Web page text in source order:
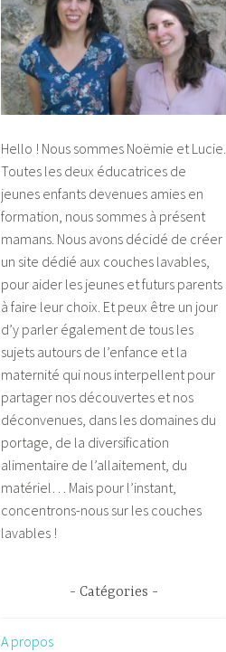
Hello ! Nous sommes Noëmie et Lucie.
Toutes les deux éducatrices de
jeunes enfants devenues amies en
formation, nous sommes à présent
mamans. Nous avons décidé de créer
un site dédié aux couches lavables,
pour aider les jeunes et futurs parents
à faire leur choix. Et peux être un jour
d’y parler également de tous les
sujets autours de l’enfance et la
maternité qui nous interpellent pour
partager nos découvertes et nos
déconvenues, dans les domaines du
portage, de la diversification
alimentaire de l’allaitement, du
matériel… Mais pour l’instant,
concentrons-nous sur les couches
lavables !
Catégories
A propos